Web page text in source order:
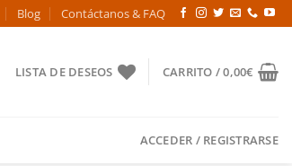
Blog Contáctanos & FAQ
LISTA DE DESEOS CARRITO /0,00€
ACCEDER / REGISTRARSE